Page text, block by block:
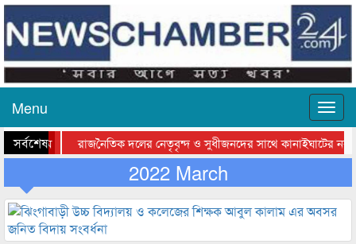
Menu
সর্বশেষ
রাজনৈতিক দলের নেতৃবৃন্দ ও সুধীজনদের সাথে কানাইঘাটের
সিলেটে বাংলাদেশ গ্রুপ থিয়েটার ফেডারেশানের বিভাগীয় অভিনয়
2022 March